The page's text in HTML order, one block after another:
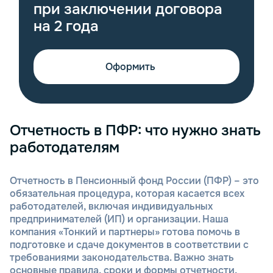
при заключении договора
на 2 года
Оформить
Отчетность в ПФР: что нужно знать
работодателям
Отчетность в Пенсионный фонд России (ПФР) – это
обязательная процедура, которая касается всех
работодателей, включая индивидуальных
предпринимателей (ИП) и организации. Наша
компания «Тонкий и партнеры» готова помочь в
подготовке и сдаче документов в соответствии с
требованиями законодательства. Важно знать